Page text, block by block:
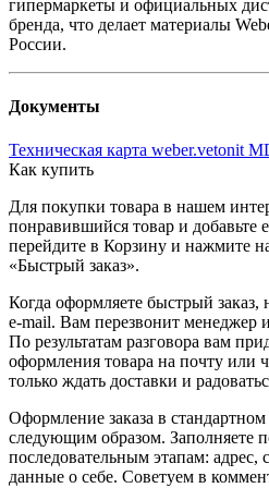
гипермаркеты и официальных
бренда, что делает материалы
России.
Документы
Техническая карта weber.vetonit
Как купить
Для покупки товара в нашем
понравившийся товар и добавьте
перейдите в Корзину и нажмите
«Быстрый заказ».
Когда оформляете быстрый
e-mail. Вам перезвонит менеджер
По результатам разговора вам
оформления товара на почту или
только ждать доставки и
Оформление заказа в
следующим образом. Заполняете
последовательным этапам: адрес,
данные о себе. Советуем в